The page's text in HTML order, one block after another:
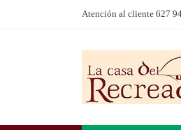
Atención al cliente 627